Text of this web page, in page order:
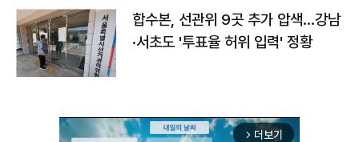
합수본, 선관위 9곳 추가 압색…강남
·서초도 '투표율 허위 입력' 정황
arrow_forward_ios 더보기